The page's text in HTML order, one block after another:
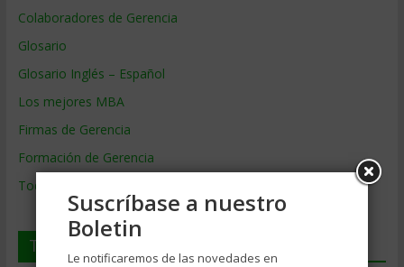
Colaboradores de Gerencia
Glosario
Glosario Inglés – Español
Los mejores MBA
Firmas de Gerencia
Formación de Gerencia
Todos los Temas
Temas de Gerencia
Suscríbase a nuestro
Boletin
Le notificaremos de las novedades en